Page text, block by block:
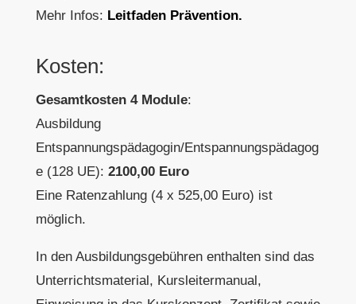
Mehr Infos: Leitfaden Prävention.
Kosten:
Gesamtkosten 4 Module:
Ausbildung
Entspannungspädagogin/Entspannungspädagog
e (128 UE): 2100,00 Euro
Eine Ratenzahlung (4 x 525,00 Euro) ist
möglich.
In den Ausbildungsgebühren enthalten sind das
Unterrichtsmaterial, Kursleitermanual,